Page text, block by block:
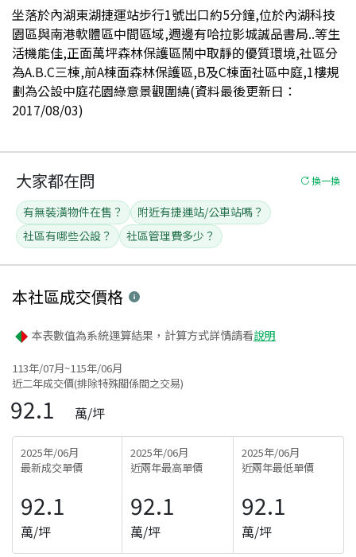
坐落於內湖東湖捷運站步行1號出口約5分鐘,位於內湖科技
園區與南港軟體區中間區域,週邊有哈拉影城誠品書局..等生
活機能佳,正面萬坪森林保護區鬧中取靜的優質環境,社區分
為A.B.C三棟,前A棟面森林保護區,B及C棟面社區中庭,1樓規
劃為公設中庭花園綠意景觀圍繞(資料最後更新日：
2017/08/03)
大家都在問 換一換
有無裝潢物件在售？
附近有捷運站/公車站嗎？
社區有哪些公設？
社區管理費多少？
本社區成交價格
本表數值為系統運算結果，計算方式詳情請看說明
113年/07月~115年/06月
近二年成交價(排除特殊關係間之交易)
92.1 萬/坪
2025年/06月
最新成交單價
92.1
萬/坪
2025年/06月
近兩年最高單價
92.1
萬/坪
2025年/06月
近兩年最低單價
92.1
萬/坪